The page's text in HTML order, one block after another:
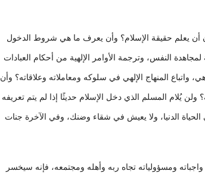
أن يعلم حقيقة الإسلام؟ وأن يعرف ما هي شروط الدخول
النفس، وترجمة الأوامر الإلهية من أحكام العبادات
واتباع المنهاج الإلهي في سلوكه ومعاملاته وعلاقاته؟ وأن
يُلام المسلم الذي دخل الإسلام حديثًا إذا لم يتم تعريفه
الحياة الدنيا، ولا يعيش في شقاء وضنك، وفي الآخرة جنات
واجباته ومسؤولياته تجاه ربه وأهله ومجتمعه، فإنه سيخسر